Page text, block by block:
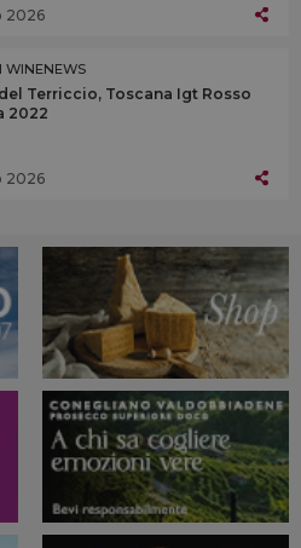
2026
WINENEWS
Terriccio, Toscana Igt Rosso
2022
2026